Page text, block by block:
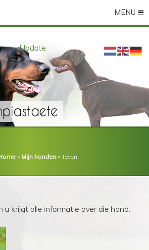
MENU
Update 16-07-2026
» Mijn honden » Teven
u krijgt alle informatie over die hond.